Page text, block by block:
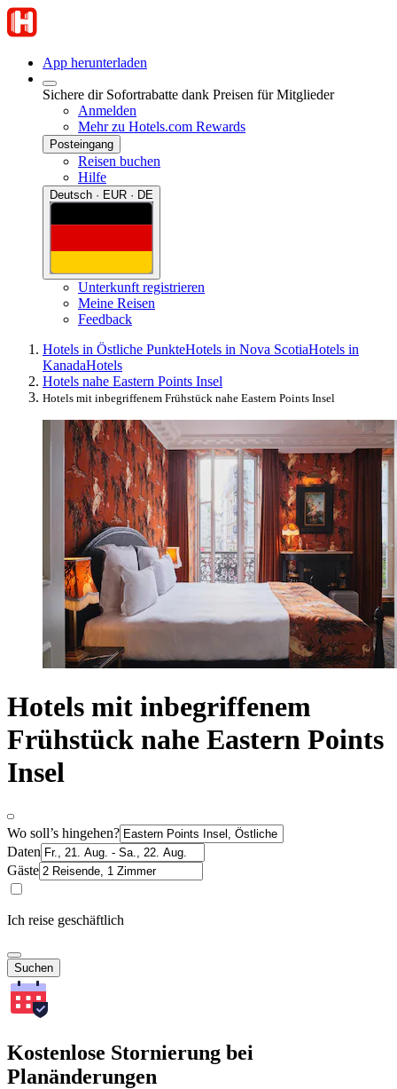
App herunterladen
Sichere dir Sofortrabatte dank Preisen für Mitglieder
Anmelden
Mehr zu Hotels.com Rewards
Posteingang
Reisen buchen
Hilfe
Deutsch · EUR · DE
Unterkunft registrieren
Meine Reisen
Feedback
Hotels in Östliche PunkteHotels in Nova ScotiaHotels in
KanadaHotels
Hotels nahe Eastern Points Insel
Hotels mit inbegriffenem Frühstück nahe Eastern Points Insel
Hotels mit inbegriffenem
Frühstück nahe Eastern Points
Insel
Wo soll’s hingehen?
Daten
Gäste
Ich reise geschäftlich
Suchen
Kostenlose Stornierung bei
Planänderungen